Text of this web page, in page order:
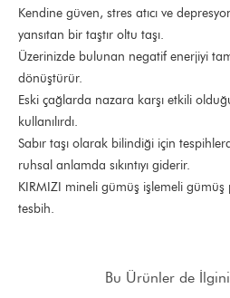
Kendine güven, stres atıcı ve
yansıtan bir taştır oltu taşı.
Üzerinizde bulunan negatif enerjiyi
dönüştürür.
Eski çağlarda nazara karşı etkili
kullanılırdı.
Sabır taşı olarak bilindiği için
ruhsal anlamda sıkıntıyı giderir.
KIRMIZI mineli gümüş işlemeli gümüş
tesbih.
Bu Ürünler de